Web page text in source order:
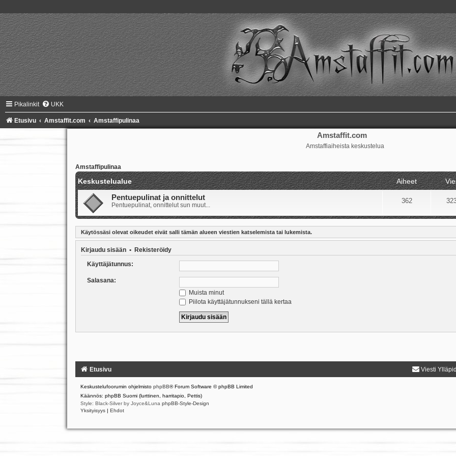
Pikalinkit UKK
Etusivu Amstaffit.com Amstaffipulinaa
Amstaffit.com
Amstaffiaiheista keskustelua
Amstaffipulinaa
Keskustelualue Aiheet
Pentuepulinat ja onnittelut
Pentuepulinat, onnittelut sun muut...
362
Käytössäsi olevat oikeudet eivät salli tämän alueen viestien katselemista tai lukemista.
Kirjaudu sisään• Rekisteröidy
Käyttäjätunnus:
Salasana:
Muista minut
Piilota käyttäjätunnukseni tällä kertaa
Etusivu Viesti
Keskustelufoorumin ohjelmisto phpBB® Forum Software © phpBB Limited
Käännös: phpBB Suomi (lurttinen, harritapio, Pettis)
Style: Black-Silver by Joyce&Luna phpBB-Style-Design
Yksityisyys | Ehdot